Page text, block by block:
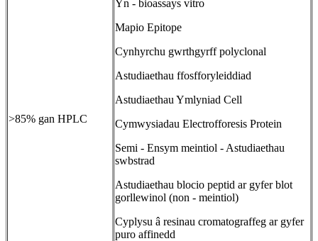
>85% gan HPLC
Yn - bioassays vitro
Mapio Epitope
Cynhyrchu gwrthgyrff polyclonal
Astudiaethau ffosfforyleiddiad
Astudiaethau Ymlyniad Cell
Cymwysiadau Electrofforesis Protein
Semi - Ensym meintiol - Astudiaethau
swbstrad
Astudiaethau blocio peptid ar gyfer blot
gorllewinol (non - meintiol)
Cyplysu â resinau cromatograffeg ar gyfer
puro affinedd